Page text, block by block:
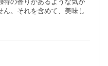
ん。それを含めて、美味し